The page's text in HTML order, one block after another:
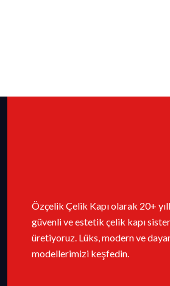
Özçelik Çelik Kapı olarak 20+
güvenli ve estetik çelik kapı
üretiyoruz. Lüks, modern ve
modellerimizi keşfedin.